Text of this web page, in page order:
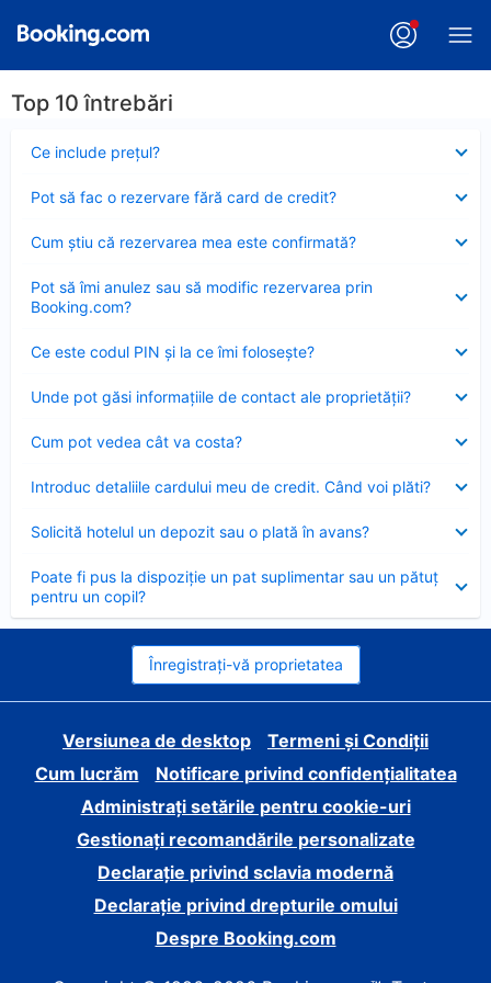
Top 10 întrebări
Ce include preţul?
închis
Pot să fac o rezervare fără card de credit?
închis
Cum ştiu că rezervarea mea este confirmată?
închis
Pot să îmi anulez sau să modific rezervarea prin
Booking.com?
închis
Ce este codul PIN şi la ce îmi foloseşte?
închis
Unde pot găsi informațiile de contact ale proprietății?
închis
Cum pot vedea cât va costa?
închis
Introduc detaliile cardului meu de credit. Când voi plăti?
închis
Solicită hotelul un depozit sau o plată în avans?
închis
Poate fi pus la dispoziție un pat suplimentar sau un pătuț
pentru un copil?
închis
Înregistrați-vă proprietatea
Versiunea de desktop
Termeni și Condiții
Cum lucrăm
Notificare privind confidențialitatea
Administrați setările pentru cookie-uri
Gestionați recomandările personalizate
Declarație privind sclavia modernă
Declarație privind drepturile omului
Despre Booking.com